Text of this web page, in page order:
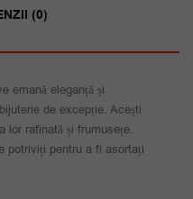
lei.
(0)
emană eleganță și
de excepție. Acești
lor rafinată și frumusețe.
potriviți pentru a fi asortați